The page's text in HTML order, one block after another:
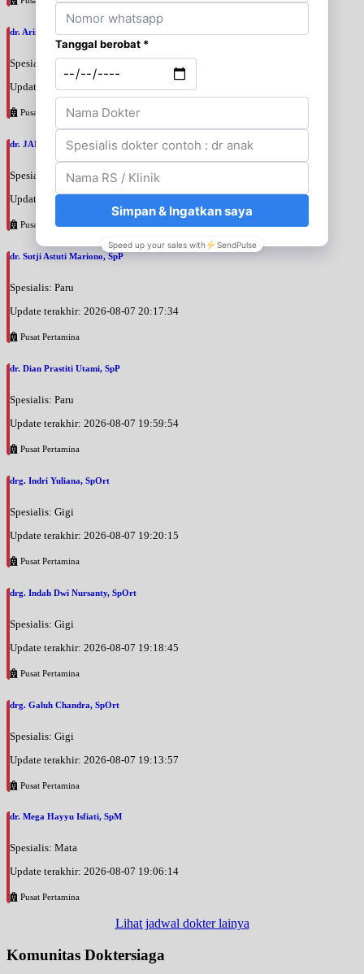
dr. Arini Purwono, SpP
Spesialis: Paru
Update terakhir: 2026-08-07 20:25:58
Pusat Pertamina
dr. JANUAR HABIBI, SpP
Spesialis: Paru
Update terakhir: 2026-08-07 20:23:50
Pusat Pertamina
dr. Sutji Astuti Mariono, SpP
Spesialis: Paru
Update terakhir: 2026-08-07 20:17:34
Pusat Pertamina
dr. Dian Prastiti Utami, SpP
Spesialis: Paru
Update terakhir: 2026-08-07 19:59:54
Pusat Pertamina
drg. Indri Yuliana, SpOrt
Spesialis: Gigi
Update terakhir: 2026-08-07 19:20:15
Pusat Pertamina
drg. Indah Dwi Nursanty, SpOrt
Spesialis: Gigi
Update terakhir: 2026-08-07 19:18:45
Pusat Pertamina
drg. Galuh Chandra, SpOrt
Spesialis: Gigi
Update terakhir: 2026-08-07 19:13:57
Pusat Pertamina
dr. Mega Hayyu Isfiati, SpM
Spesialis: Mata
Update terakhir: 2026-08-07 19:06:14
Pusat Pertamina
Lihat jadwal dokter lainya
Komunitas Doktersiaga